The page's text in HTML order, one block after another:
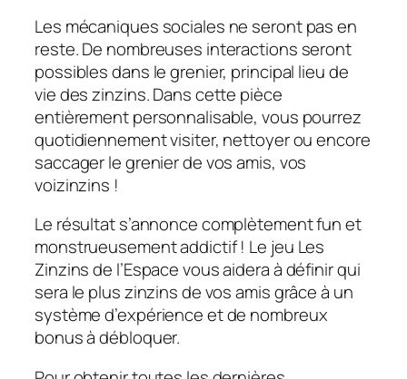
Les mécaniques sociales ne seront pas en
reste. De nombreuses interactions seront
possibles dans le grenier, principal lieu de
vie des zinzins. Dans cette pièce
entièrement personnalisable, vous pourrez
quotidiennement visiter, nettoyer ou encore
saccager le grenier de vos amis, vos
voizinzins !
Le résultat s’annonce complètement fun et
monstrueusement addictif ! Le jeu Les
Zinzins de l’Espace vous aidera à définir qui
sera le plus zinzins de vos amis grâce à un
système d’expérience et de nombreux
bonus à débloquer.